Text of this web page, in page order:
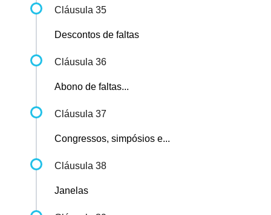
Cláusula 35
Descontos de faltas
Cláusula 36
Abono de faltas...
Cláusula 37
Congressos, simpósios e...
Cláusula 38
Janelas